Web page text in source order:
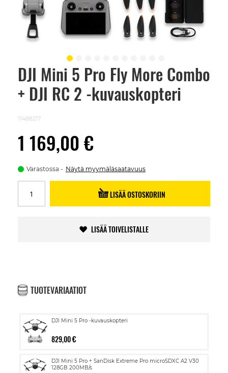
DJI Mini 5 Pro Fly More Combo
+ DJI RC 2 -kuvauskopteri
11488217
1 169,00 €
Varastossa Näytä myymäläsaatavuus
LISÄÄ OSTOSKORIIN
LISÄÄ TOIVELISTALLE
TUOTEVARIAATIOT
DJI Mini 5 Pro -kuvauskopteri
829,00 €
DJI Mini 5 Pro + SanDisk Extreme Pro microSDXC A2 V30
128GB 200MB/s
Skip
beginning
images